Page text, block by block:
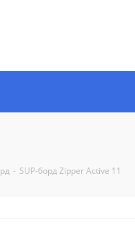
- SUP-борд Zipper Active 11